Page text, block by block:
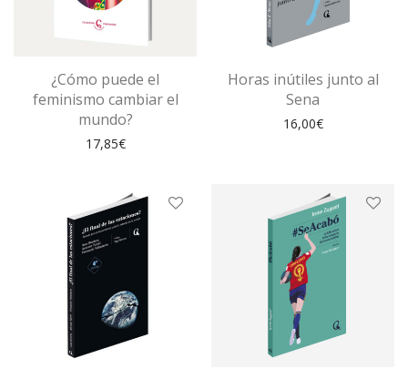
¿Cómo puede el
feminismo cambiar el
mundo?
17,85€
Horas inútiles junto al
Sena
16,00€